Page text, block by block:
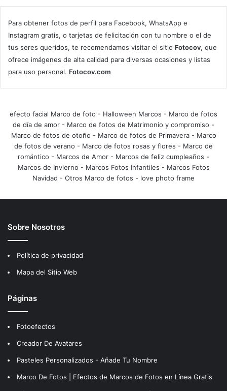
Para obtener fotos de perfil para Facebook, WhatsApp e
Instagram gratis, o tarjetas de felicitación con tu nombre o el de
tus seres queridos, te recomendamos visitar el sitio Fotocov, que
ofrece imágenes de alta calidad para diversas ocasiones y listas
para uso personal. Fotocov.com
efecto facial Marco de foto - Halloween Marcos - Marco de fotos
de día de amor - Marco de fotos de Matrimonio y compromiso -
Marco de fotos de otoño - Marco de fotos de Primavera- Marco
de fotos de verano - Marco de fotos rosas y flores - Marco de
romántico - Marcos de Amor - Marcos de feliz cumpleaños -
Marcos de Invierno - Marcos Fotos Infantiles - Marcos Fotos
Navidad - Otros Marco de fotos - love photo frame
Sobre Nosotros
Política de privacidad
Mapa del Sitio Web
Páginas
Fotoefectos
Creador De Avatares
Pasteles Personalizados - Añade Tu Nombre
Marco De Fotos | Efectos de Marcos de Fotos en Línea Gratis